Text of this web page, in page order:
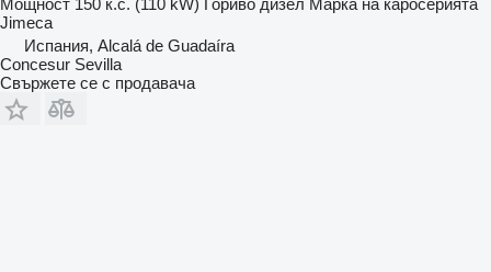
Jimeca
Испания, Alcalá de Guadaíra
Concesur Sevilla
Свържете се с продавача